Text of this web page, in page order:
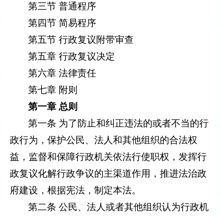
第三节 普通程序
第四节 简易程序
第五节 行政复议附带审查
第五章 行政复议决定
第六章 法律责任
第七章 附则
第一章 总则
第一条 为了防止和纠正违法的或者不当的行
政行为，保护公民、法人和其他组织的合法权
益，监督和保障行政机关依法行使职权，发挥行
政复议化解行政争议的主渠道作用，推进法治政
府建设，根据宪法，制定本法。
第二条 公民、法人或者其他组织认为行政机